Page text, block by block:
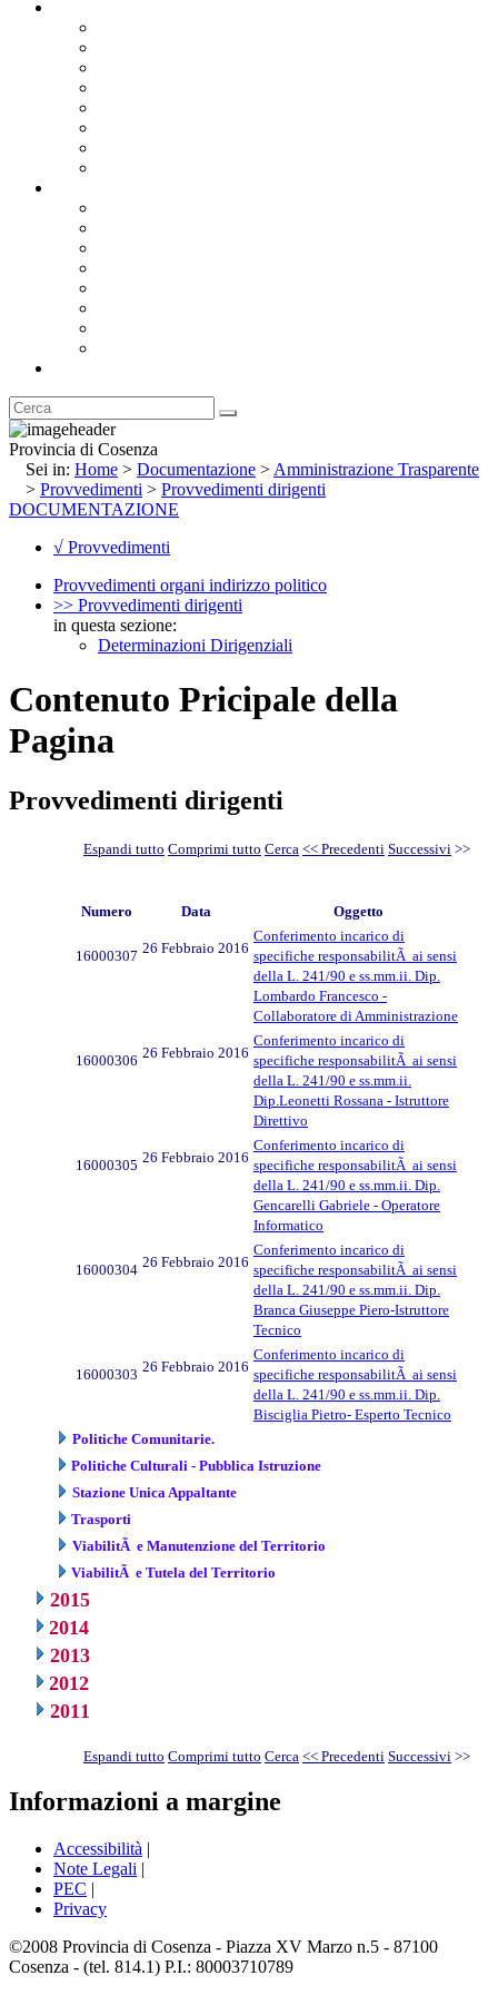
Provincia di Cosenza
Sei in: Home > Documentazione > Amministrazione Trasparente
> Provvedimenti > Provvedimenti dirigenti
DOCUMENTAZIONE
√ Provvedimenti
Provvedimenti organi indirizzo politico
>> Provvedimenti dirigenti
in questa sezione:
Determinazioni Dirigenziali
Contenuto Pricipale della
Pagina
Provvedimenti dirigenti
Espandi tutto Comprimi tutto Cerca << Precedenti Successivi >>
Numero Data Oggetto
16000307 26 Febbraio 2016
Conferimento incarico di
specifiche responsabilitÃ ai sensi
della L. 241/90 e ss.mm.ii. Dip.
Lombardo Francesco -
Collaboratore di Amministrazione
16000306 26 Febbraio 2016
Conferimento incarico di
specifiche responsabilitÃ ai sensi
della L. 241/90 e ss.mm.ii.
Dip.Leonetti Rossana - Istruttore
Direttivo
16000305 26 Febbraio 2016
Conferimento incarico di
specifiche responsabilitÃ ai sensi
della L. 241/90 e ss.mm.ii. Dip.
Gencarelli Gabriele - Operatore
Informatico
16000304 26 Febbraio 2016
Conferimento incarico di
specifiche responsabilitÃ ai sensi
della L. 241/90 e ss.mm.ii. Dip.
Branca Giuseppe Piero-Istruttore
Tecnico
16000303 26 Febbraio 2016
Conferimento incarico di
specifiche responsabilitÃ ai sensi
della L. 241/90 e ss.mm.ii. Dip.
Bisciglia Pietro- Esperto Tecnico
Politiche Comunitarie.
Politiche Culturali - Pubblica Istruzione
Stazione Unica Appaltante
Trasporti
ViabilitÃ e Manutenzione del Territorio
ViabilitÃ e Tutela del Territorio
2015
2014
2013
2012
2011
Espandi tutto Comprimi tutto Cerca << Precedenti Successivi >>
Informazioni a margine
Accessibilità |
Note Legali |
PEC |
Privacy
©2008 Provincia di Cosenza - Piazza XV Marzo n.5 - 87100
Cosenza - (tel. 814.1) P.I.: 80003710789